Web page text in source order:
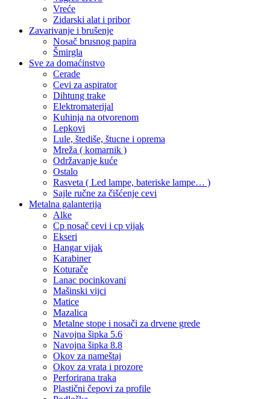
Vreće
Zidarski alat i pribor
Zavarivanje i brušenje
Nosač brusnog papira
Šmirgla
Sve za domaćinstvo
Cerade
Cevi za aspirator
Dihtung trake
Elektromaterijal
Kuhinja na otvorenom
Lepkovi
Lule, štediše, štucne i oprema
Mreža ( komarnik )
Održavanje kuće
Ostalo
Rasveta ( Led lampe, bateriske lampe… )
Sajle ručne za čišćenje cevi
Metalna galanterija
Alke
Cp nosač cevi i cp vijak
Ekseri
Hangar vijak
Karabiner
Koturače
Lanac pocinkovani
Mašinski vijci
Matice
Mazalica
Metalne stope i nosači za drvene grede
Navojna šipka 5.6
Navojna šipka 8.8
Okov za nameštaj
Okov za vrata i prozore
Perforirana traka
Plastični čepovi za profile